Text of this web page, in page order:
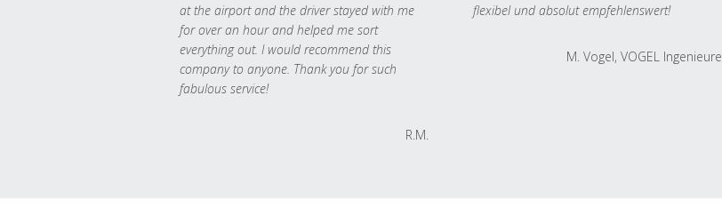
at the airport and the driver stayed with me
for over an hour and helped me sort
everything out. I would recommend this
company to anyone. Thank you for such
fabulous service!
R.M.
flexibel und absolut empfehlenswert!
M. Vogel, VOGEL Ingenieure